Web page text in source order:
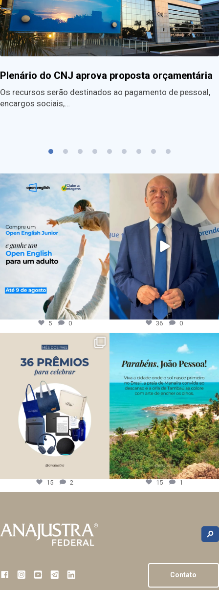
Plenário do CNJ aprova proposta orçamentária
Os recursos serão destinados ao pagamento de pessoal,
encargos sociais,…
5 0 36 0
15 2 15 1
Contato